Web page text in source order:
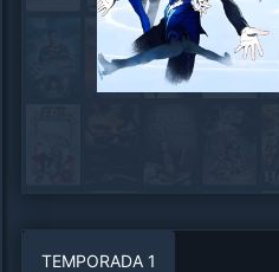
TEMPORADA 1